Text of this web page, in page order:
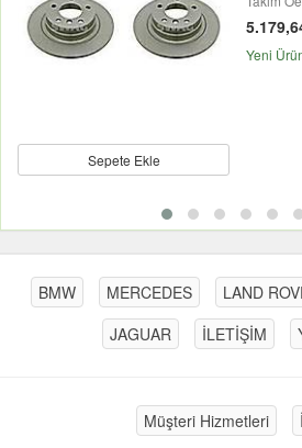
Sepete Ekle
Yeni
BMW MERCEDES LAND
JAGUAR
İLETİŞİM
Müşteri Hizmetleri